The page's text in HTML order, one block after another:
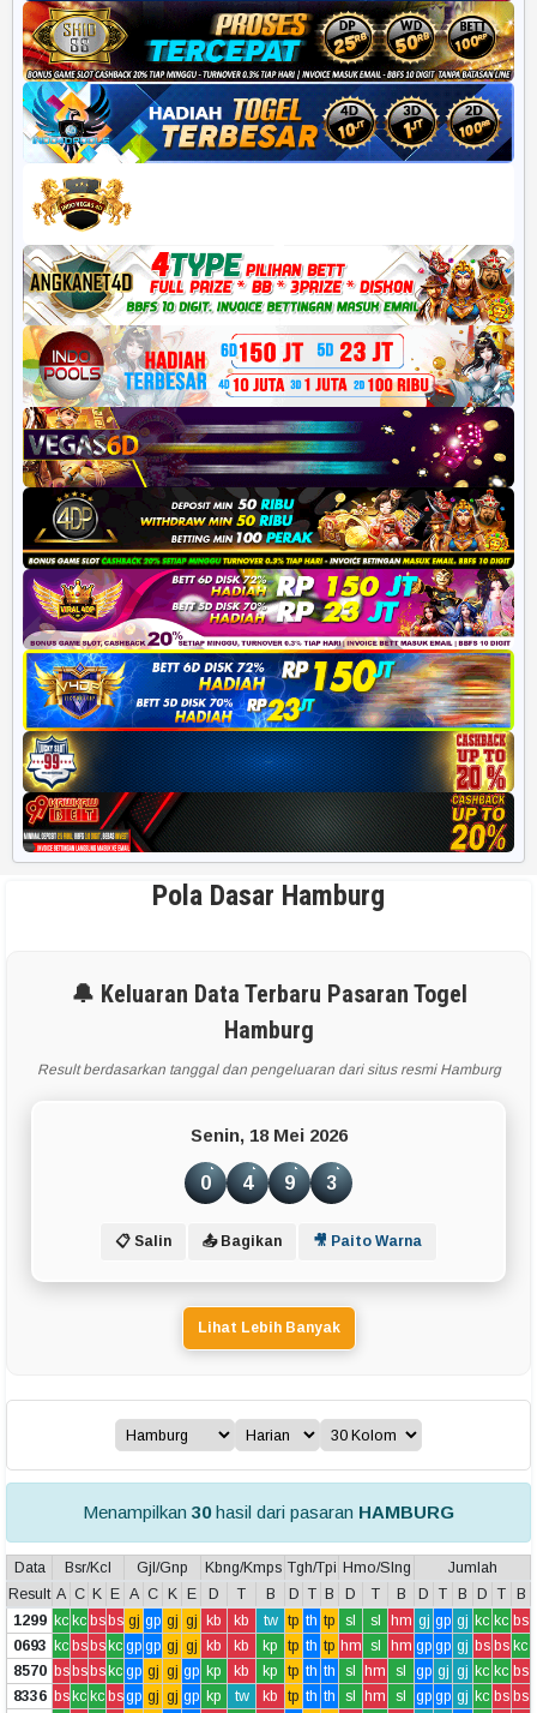
Pola Dasar Hamburg
🔔 Keluaran Data Terbaru Pasaran Togel
Hamburg
Result berdasarkan tanggal dan pengeluaran dari situs resmi Hamburg
Senin, 18 Mei 2026
0 4 9 3
📋 Salin 📤 Bagikan 🎥 Paito Warna
Lihat Lebih Banyak
Menampilkan 30hasil dari pasaran HAMBURG
Data Bsr/Kcl Gjl/Gnp Kbng/Kmps Tgh/Tpi Hmo/Slng
Jumlah
Result A C K E A C K E D T B D T B D T B D T B D T
B
1299 kc kc bsbs gj gp gj gj kb kb tw tp th tp sl sl hm gj gp gj kc kc bs
0693 kc bsbskc gp gp gj gj kb kb kp tp th tp hm sl hm gp gp gj bs bs kc
8570 bsbsbskc gp gj gj gp kp kb kp tp th th sl hm sl gp gj gj kc kc bs
8336 bskc kc bsgp gj gj gp kp tw kb tp th th sl hm sl gp gp gj kc bs bs